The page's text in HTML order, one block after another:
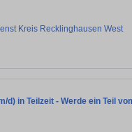
Kreis Recklinghausen West
d) in Teilzeit - Werde ein Teil